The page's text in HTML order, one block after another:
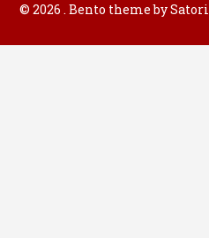
© 2026 . Bento theme by Satori